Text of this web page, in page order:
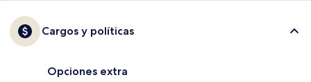
Cargos y políticas
Opciones extra